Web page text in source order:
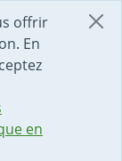
offrir
En
en